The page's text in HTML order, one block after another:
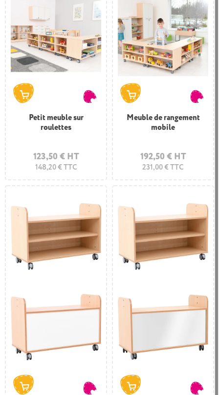
Petit meuble sur
roulettes
123,50 € HT
148,20 € TTC
Meuble de rangement
mobile
192,50 € HT
231,00 € TTC